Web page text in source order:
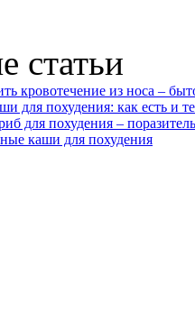
статьи
кровотечение из носа –
для похудения: как есть и
для похудения –
каши для похудения